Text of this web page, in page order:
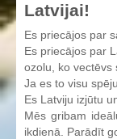
Latvijai!
Es priecājos par
Es priecājos par
ozolu, ko
Ja es to visu
Es Latviju izjūtu
Mēs gribam
ikdienā. Parādīt